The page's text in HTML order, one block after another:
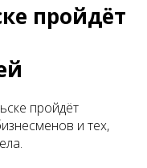
пройдёт
пройдёт
и тех,